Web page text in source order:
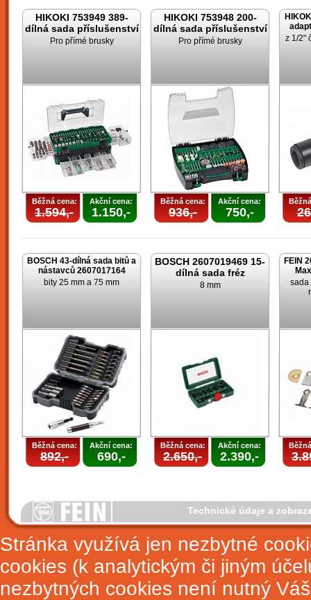
HIKOKI 753949 389-
dílná sada příslušenství
Pro přímé brusky
Běžná cena:
1.594,-
Akční cena:
1.150,-
HIKOKI 753948 200-
dílná sada příslušenství
Pro přímé brusky
Běžná cena:
936,-
Akční cena:
750,-
z 1/2"
BOSCH 43-dílná sada bitů a
nástavců 2607017164
bity 25 mm a 75 mm
Běžná cena:
892,-
Akční cena:
690,-
BOSCH 2607019469 15-
dílná sada fréz
8 mm
Běžná cena:
2.650,-
Akční cena:
2.390,-
FEIN
sada
Technické údaje a
Stránka využívá jen nezbytné
cookies (k analytickým či jiným
nezbytných cookies není nutný